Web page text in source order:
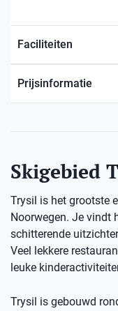
Faciliteiten
Prijsinformatie
Skigebied
Trysil is het grootste
Noorwegen. Je vindt
schitterende
Veel lekkere
leuke
Trysil is gebouwd